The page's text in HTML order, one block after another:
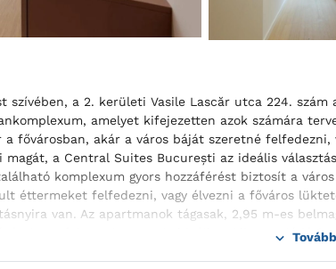
szívében, a 2. kerületi Vasile Lascăr utca 224.
amelyet kifejezetten azok számára
a fővárosban, akár a város báját szeretné felfedezni,
magát, a Central Suites București az ideális
komplexum gyors hozzáférést biztosít a
éttermeket felfedezni, vagy élvezni a főváros
van. Az apartmanok tágasak, 2,95 m-es
van felszerelve, amely ideális a